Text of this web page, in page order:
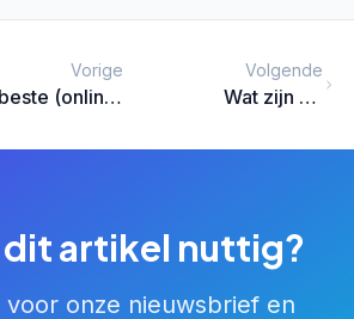
Vorige
(online)
website?
Volgende
Wat zijn de
dit moment?
dit artikel nuttig?
voor onze nieuwsbrief en